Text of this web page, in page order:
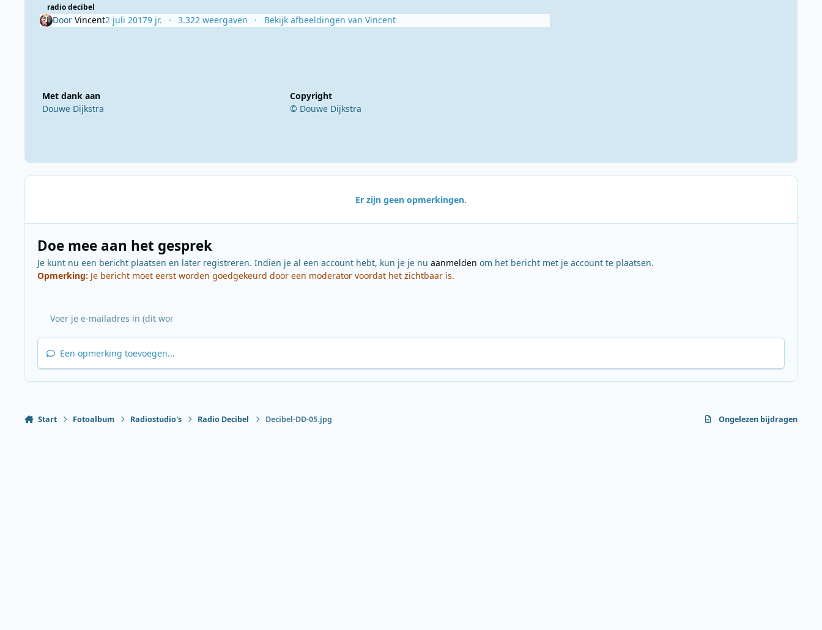
radio decibel
Door Vincent2 juli 20179 jr. 3.322 weergaven Bekijk afbeeldingen van Vincent
Met dank aan
Douwe Dijkstra
Copyright
© Douwe Dijkstra
Er zijn geen opmerkingen.
Doe mee aan het gesprek
Je kunt nu een bericht plaatsen en later registreren. Indien je al een account hebt, kun je je nu aanmelden om het bericht met je account te plaatsen.
Opmerking: Je bericht moet eerst worden goedgekeurd door een moderator voordat het zichtbaar is.
Een opmerking toevoegen...
Start Fotoalbum Radiostudio's Radio Decibel Decibel-DD-05.jpg Ongelezen bijdragen